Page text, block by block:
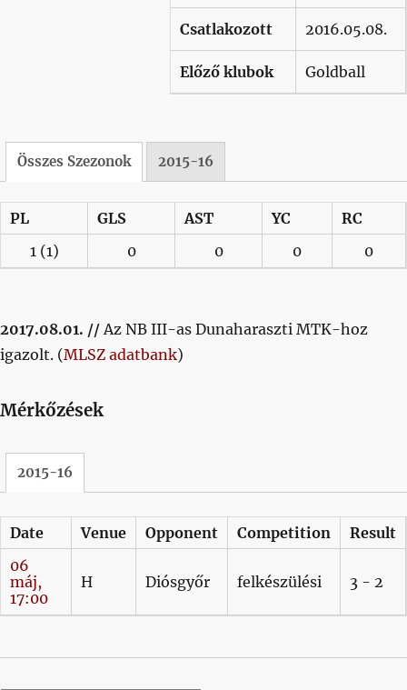
Csatlakozott 2016.05.08.
Előző klubok Goldball
Összes Szezonok 2015-16
PL GLS AST YC
RC
1 (1) 0 0 0 0
2017.08.01. //Az NB III-as Dunaharaszti MTK-hoz
igazolt. (MLSZ adatbank)
Mérkőzések
2015-16
Date Venue Opponent Competition
Result
06
máj,
17:00
H Diósgyőr felkészülési 3 - 2